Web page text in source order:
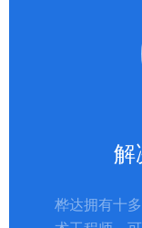
解
桦达拥有十